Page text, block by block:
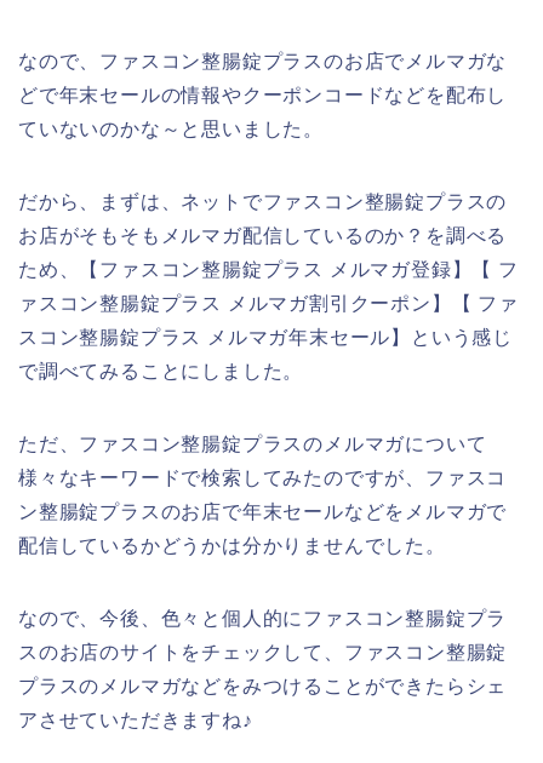
なので、ファスコン整腸錠プラスのお店でメルマガな
どで年末セールの情報やクーポンコードなどを配布し
ていないのかな～と思いました。
だから、まずは、ネットでファスコン整腸錠プラスの
お店がそもそもメルマガ配信しているのか？を調べる
ため、【ファスコン整腸錠プラス メルマガ登録】【 フ
ァスコン整腸錠プラス メルマガ割引クーポン】【 ファ
スコン整腸錠プラス メルマガ年末セール】という感じ
で調べてみることにしました。
ただ、ファスコン整腸錠プラスのメルマガについて
様々なキーワードで検索してみたのですが、ファスコ
ン整腸錠プラスのお店で年末セールなどをメルマガで
配信しているかどうかは分かりませんでした。
なので、今後、色々と個人的にファスコン整腸錠プラ
スのお店のサイトをチェックして、ファスコン整腸錠
プラスのメルマガなどをみつけることができたらシェ
アさせていただきますね♪